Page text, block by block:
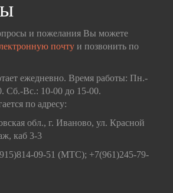
и пожелания Вы можете
почту и позвонить по
ежедневно. Время работы: Пн.-
Сб.-Вс.: 10-00 до 15-00.
по адресу:
обл., г. Иваново, ул. Красной
каб 3-3
09-51 (МТС); +7(961)245-79-